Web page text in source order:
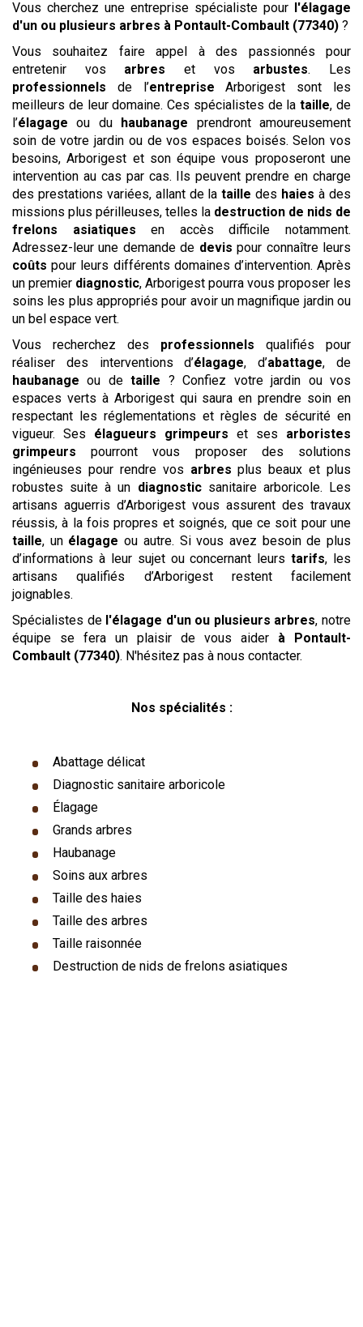
Vous cherchez une entreprise spécialiste pour l'élagage
d'un ou plusieurs arbres à Pontault-Combault (77340) ?
Vous souhaitez faire appel à des passionnés pour
entretenir vos arbres et vos arbustes. Les
professionnels de l’entreprise Arborigest sont les
meilleurs de leur domaine. Ces spécialistes de lataille, de
l’élagage ou du haubanage prendront amoureusement
soin de votre jardin ou de vos espaces boisés. Selon vos
besoins, Arborigest et son équipe vous proposeront une
intervention au cas par cas. Ils peuvent prendre en charge
des prestations variées, allant de lataille des haies à des
missions plus périlleuses, telles la destruction de nids de
frelons asiatiques en accès difficile notamment.
Adressez-leur une demande de devis pour connaître leurs
coûts pour leurs différents domaines d’intervention. Après
un premier diagnostic, Arborigest pourra vous proposer les
soins les plus appropriés pour avoir un magnifique jardin ou
un bel espace vert.
Vous recherchez des professionnels qualifiés pour
réaliser des interventions d’élagage, d’abattage, de
haubanage ou detaille ? Confiez votre jardin ou vos
espaces verts à Arborigest qui saura en prendre soin en
respectant les réglementations et règles de sécurité en
vigueur. Ses élagueurs grimpeurs et ses arboristes
grimpeurs pourront vous proposer des solutions
ingénieuses pour rendre vos arbres plus beaux et plus
robustes suite à un diagnosticsanitaire arboricole. Les
artisans aguerris d’Arborigest vous assurent des travaux
réussis, à la fois propres et soignés, que ce soit pour une
taille, un élagage ou autre. Si vous avez besoin de plus
d’informations à leur sujet ou concernant leurstarifs, les
artisans qualifiés d’Arborigest restent facilement
joignables.
Spécialistes de l'élagage d'un ou plusieurs arbres, notre
équipe se fera un plaisir de vous aider
à Pontault-
Combault (77340). N'hésitez pas à nous contacter.
Nos spécialités :
Abattage délicat
Diagnostic sanitaire arboricole
Élagage
Grands arbres
Haubanage
Soins aux arbres
Taille des haies
Taille des arbres
Taille raisonnée
Destruction de nids de frelons asiatiques